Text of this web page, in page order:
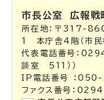
市長公室 広報戦
所在地：〒317-
1 本庁舎4階（市民
代表電話番号：
談室 511））
IP電話番号 ：
ファクス番号：